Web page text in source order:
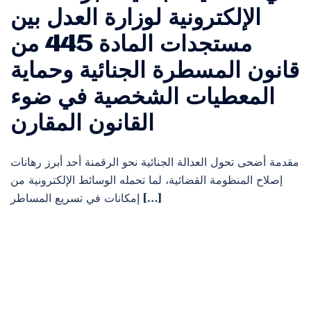
الإلكترونية لوزارة العدل بين
مستجدات المادة 445 من
قانون المسطرة الجنائية وحماية
المعطيات الشخصية في ضوء
القانون المقارن
مقدمة أضحى تحول العدالة الجنائية نحو الرقمنة أحد أبرز رهانات
إصلاح المنظومة القضائية، لما تحمله الوسائط الإلكترونية من
إمكانات في تسريع المساطر […]